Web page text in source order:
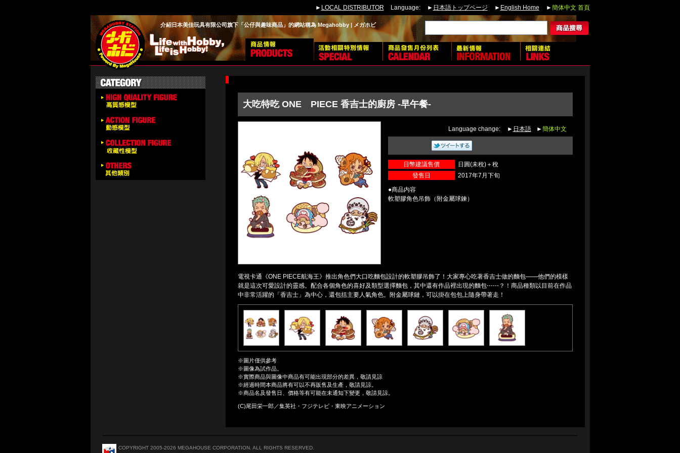
► LOCAL DISTRIBUTOR Language: ► 日本語トップページ ► English Home ►簡体中文 首頁
介紹日本美佳玩具有限公司旗下「公仔與趣味商品」的網站稱為 Megahobby | メガホビ
大吃特吃 ONE PIECE 香吉士的廚房 -早午餐-
Language change: ► 日本語 ►簡体中文
日幣建議售價
日圓(未稅)＋稅
發售日
2017年7月下旬
●商品内容
軟塑膠角色吊飾（附金屬球鍊）
電視卡通《ONE PIECE航海王》推出角色們大口吃麵包設計的軟塑膠吊飾了！大家專心吃著香吉士做的麵包——他們的模樣
就是這次可愛設計的靈感。配合各個角色的喜好及類型選擇麵包，其中還有作品裡出現的麵包⋯⋯？！商品種類以目前在作品
中非常活躍的「香吉士」為中心，還包括主要人氣角色。附金屬球鏈，可以掛在包包上隨身帶著走！
※圖片僅供參考
※圖像為試作品。
※實際商品與圖像中商品有可能出現部分的差異，敬請見諒
※經過時間本商品將有可以不再販售及生產，敬請見諒。
※商品名及發售日、價格等有可能在未通知下變更，敬請見諒。
(C)尾田栄一郎／集英社・フジテレビ・東映アニメーション
COPYRIGHT 2005-2026 MEGAHOUSE CORPORATION. ALL RIGHTS RESERVED.